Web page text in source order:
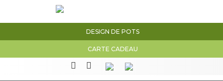
DESIGN DE POTS
CARTE CADEAU